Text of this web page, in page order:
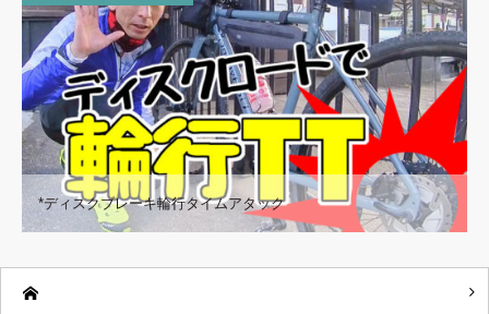
*ディスクブレーキ輪行タイムアタック